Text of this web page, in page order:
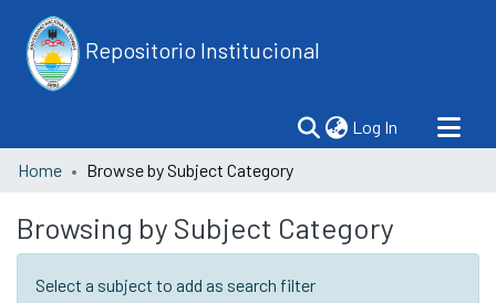
Repositorio Institucional
Log In (current)
Home Browse by Subject Category
Browsing by Subject Category
Select a subject to add as search filter